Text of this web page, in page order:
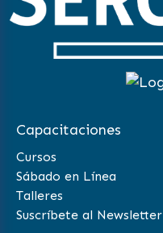
Capacitaciones
Cursos
Sábado en Línea
Talleres
Suscríbete al Newsletter